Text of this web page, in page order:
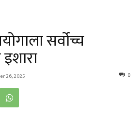
सर्वोच्च
26, 2025 0